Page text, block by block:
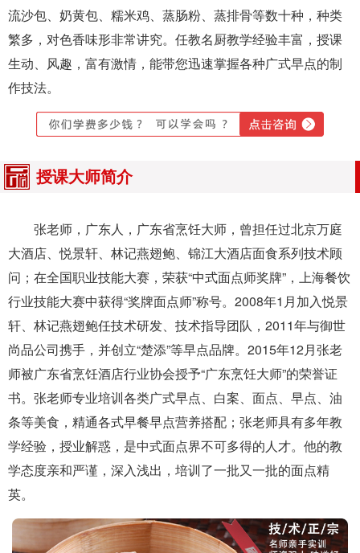
流沙包、奶黄包、糯米鸡、蒸肠粉、蒸排骨等数十种，种类
繁多，对色香味形非常讲究。任教名厨教学经验丰富，授课
生动、风趣，富有激情，能带您迅速掌握各种广式早点的制
作技法。
授课大师简介
张老师，广东人，广东省烹饪大师，曾担任过北京万庭
大酒店、悦景轩、林记燕翅鲍、锦江大酒店面食系列技术顾
问；在全国职业技能大赛，荣获“中式面点师奖牌”，上海餐饮
行业技能大赛中获得“奖牌面点师”称号。2008年1月加入悦景
轩、林记燕翅鲍任技术研发、技术指导团队，2011年与御世
尚品公司携手，并创立“楚添”等早点品牌。2015年12月张老
师被广东省烹饪酒店行业协会授予“广东烹饪大师”的荣誉证
书。张老师专业培训各类广式早点、白案、面点、早点、油
条等美食，精通各式早餐早点营养搭配；张老师具有多年教
学经验，授业解惑，是中式面点界不可多得的人才。他的教
学态度亲和严谨，深入浅出，培训了一批又一批的面点精
英。